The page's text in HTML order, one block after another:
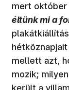
mert október
éltünk mi a
mellett azt,
mozik;
került a